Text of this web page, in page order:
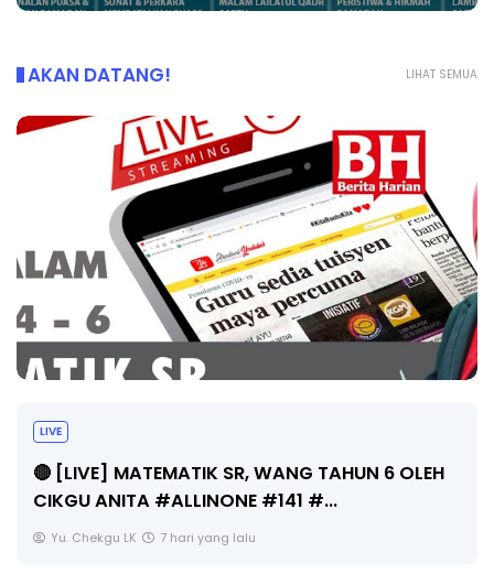
LIHAT SEMUA
AKAN DATANG!
6 OLEH Unknown 7 hari yang lalu